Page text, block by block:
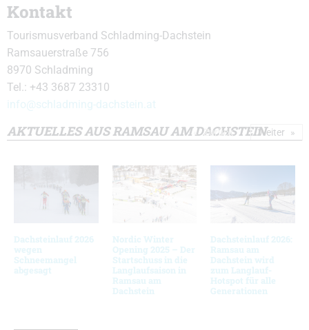
Kontakt
Tourismusverband Schladming-Dachstein
Ramsauerstraße 756
8970 Schladming
Tel.: +43 3687 23310
info@schladming-dachstein.at
AKTUELLES AUS RAMSAU AM DACHSTEIN
Dachsteinlauf 2026
wegen
Schneemangel
abgesagt
Nordic Winter
Opening 2025 – Der
Startschuss in die
Langlaufsaison in
Ramsau am
Dachstein
Dachsteinlauf 2026:
Ramsau am
Dachstein wird
zum Langlauf-
Hotspot für alle
Generationen
Zurück Weiter